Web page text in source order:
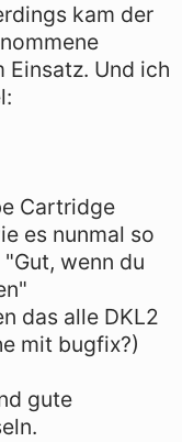
kam der
Und ich
Cartridge
es nunmal so
wenn du
das alle DKL2
mit bugfix?)
gute